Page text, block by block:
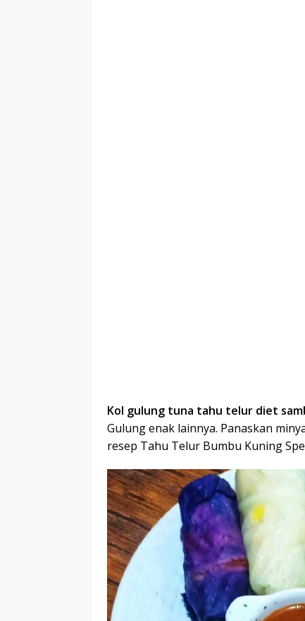
Kol gulung tuna tahu telur diet
Gulung enak lainnya. Panaskan
resep Tahu Telur Bumbu Kuning